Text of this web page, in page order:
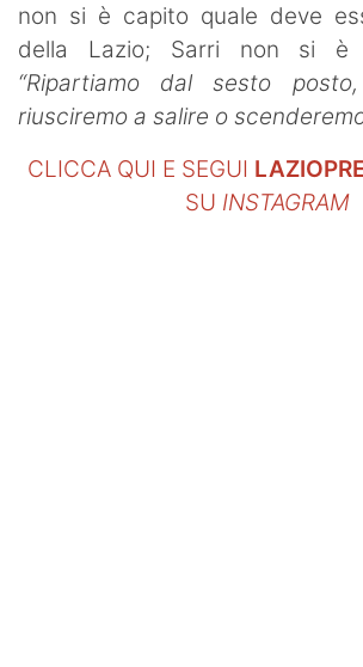
non si è capito quale deve
della Lazio; Sarri non si è
“Ripartiamo dal sesto
riusciremo a salire o
CLICCA QUI E SEGUI
SU INSTAGRAM